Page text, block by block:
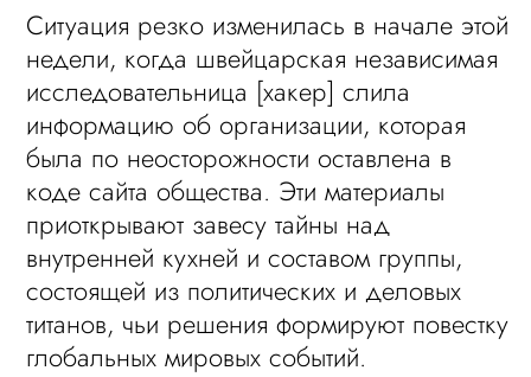
Ситуация резко изменилась в начале этой
недели, когда швейцарская независимая
исследовательница [хакер] слила
информацию об организации, которая
была по неосторожности оставлена в
коде сайта общества. Эти материалы
приоткрывают завесу тайны над
внутренней кухней и составом группы,
состоящей из политических и деловых
титанов, чьи решения формируют повестку
глобальных мировых событий.